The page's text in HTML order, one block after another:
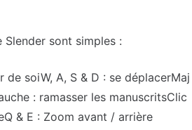
sont simples :
de soiW, A, S & D : se déplacerMaj
: ramasser les manuscritsClic
& E : Zoom avant / arrière